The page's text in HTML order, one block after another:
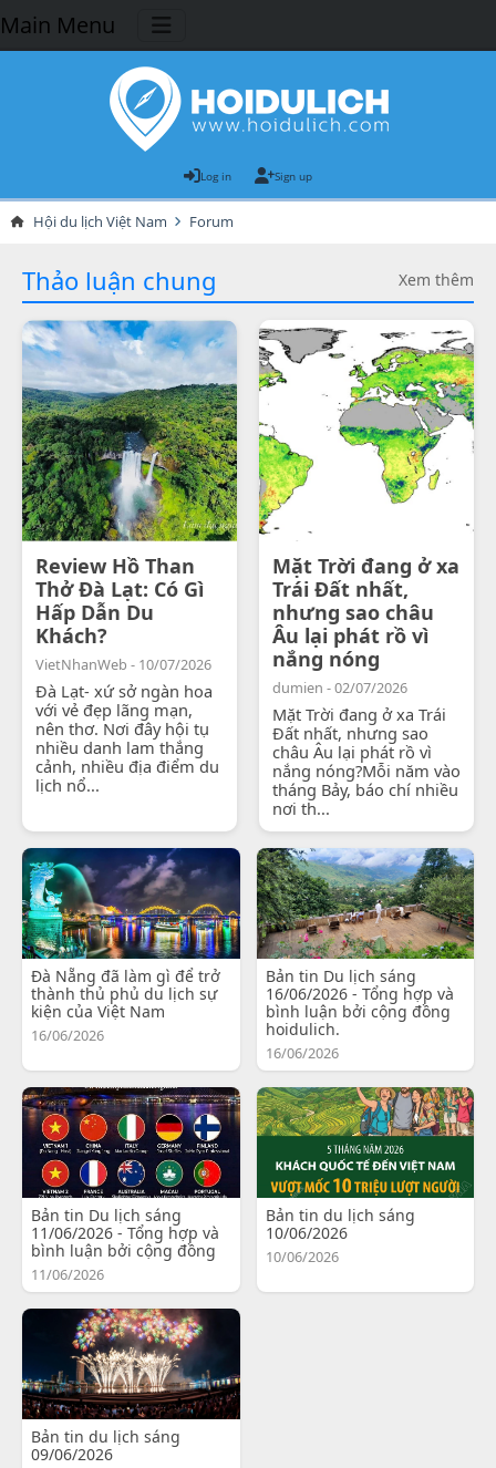
Main Menu
Log in Sign up
Hội du lịch Việt Nam Forum
Thảo luận chung Xem thêm
Review Hồ Than
Thở Đà Lạt: Có Gì
Hấp Dẫn Du
Khách?
VietNhanWeb - 10/07/2026
Đà Lạt- xứ sở ngàn hoa
với vẻ đẹp lãng mạn,
nên thơ. Nơi đây hội tụ
nhiều danh lam thắng
cảnh, nhiều địa điểm du
lịch nổ...
Mặt Trời đang ở xa
Trái Đất nhất,
nhưng sao châu
Âu lại phát rồ vì
nắng nóng
dumien - 02/07/2026
Mặt Trời đang ở xa Trái
Đất nhất, nhưng sao
châu Âu lại phát rồ vì
nắng nóng?Mỗi năm vào
tháng Bảy, báo chí nhiều
nơi th...
Đà Nẵng đã làm gì để trở
thành thủ phủ du lịch sự
kiện của Việt Nam
16/06/2026
Bản tin Du lịch sáng
16/06/2026 - Tổng hợp và
bình luận bởi cộng đồng
hoidulich.
16/06/2026
Bản tin Du lịch sáng
11/06/2026 - Tổng hợp và
bình luận bởi cộng đồng
11/06/2026
Bản tin du lịch sáng
10/06/2026
10/06/2026
Bản tin du lịch sáng
09/06/2026